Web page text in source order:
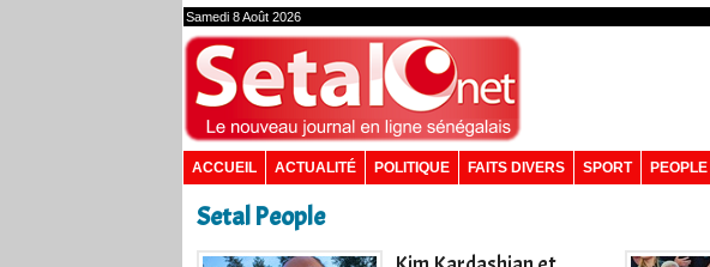
Samedi 8 Août 2026
ACCUEIL ACTUALITÉ POLITIQUE FAITS DIVERS SPORT PEOPLE
Setal People